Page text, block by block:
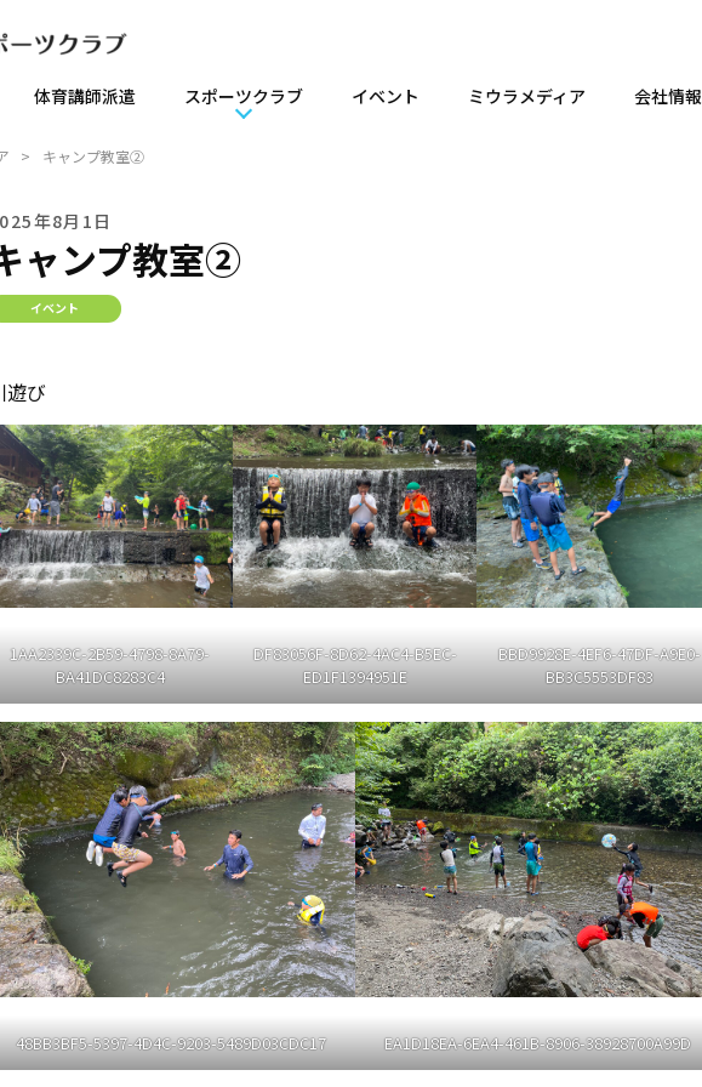
体育講師派遣 スポーツクラブ イベント ミウラメディア 会社情報
キャンプ教室②
年8月1日
ャンプ教室②
イベント
遊び
1AA2339C-2B59-4798-8A79-
BA41DC8283C4
DF83056F-8D62-4AC4-B5EC-
ED1F1394951E
BBD9928E-4EF6-47DF-A9E0-
BB3C5553DF83
48BB3BF5-5397-4D4C-9203-5489D03CDC17 EA1D18EA-6EA4-461B-8906-38928700A99D